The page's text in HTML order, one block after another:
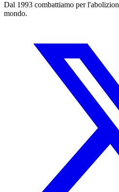
Dal 1993 combattiamo per
mondo.